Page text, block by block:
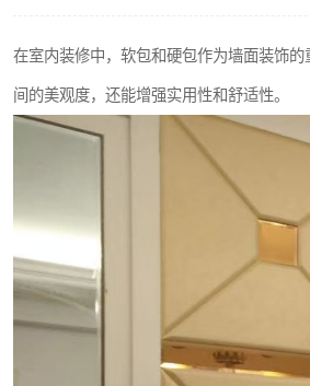
在室内装修中，软包和硬包作为墙面装饰
间的美观度，还能增强实用性和舒适性。